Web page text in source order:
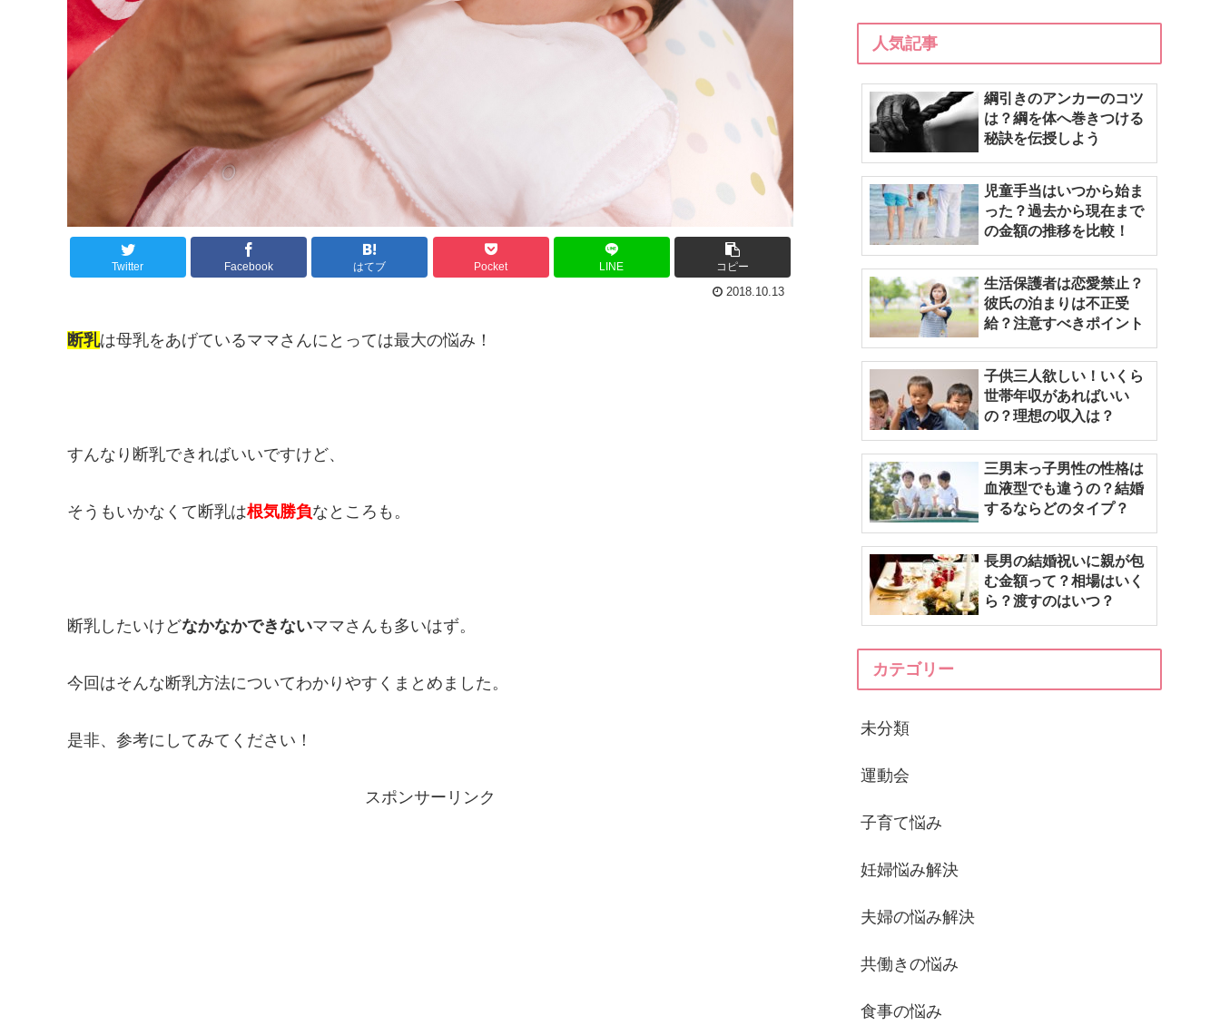
Twitter Facebook はてブ Pocket LINE
コピー
2018.10.13
断乳は母乳をあげているママさんにとっては最大の悩み！
すんなり断乳できればいいですけど、
そうもいかなくて断乳は根気勝負なところも。
断乳したいけどなかなかできないママさんも多いはず。
今回はそんな断乳方法についてわかりやすくまとめました。
是非、参考にしてみてください！
スポンサーリンク
人気記事
綱引きのアンカーのコツ
は？綱を体へ巻きつける
秘訣を伝授しよう
児童手当はいつから始ま
った？過去から現在まで
の金額の推移を比較！
生活保護者は恋愛禁止？
彼氏の泊まりは不正受
給？注意すべきポイント
子供三人欲しい！いくら
世帯年収があればいい
の？理想の収入は？
三男末っ子男性の性格は
血液型でも違うの？結婚
するならどのタイプ？
長男の結婚祝いに親が包
む金額って？相場はいく
ら？渡すのはいつ？
カテゴリー
未分類
運動会
子育て悩み
妊婦悩み解決
夫婦の悩み解決
共働きの悩み
食事の悩み